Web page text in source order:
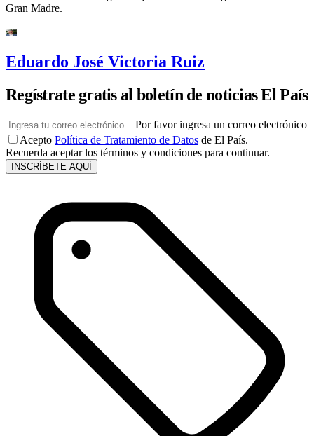
Gran Madre.
Eduardo José Victoria Ruiz
Regístrate gratis al boletín de noticias El País
Por favor ingresa un correo electrónico
Acepto Política de Tratamiento de Datos de El País.
Recuerda aceptar los términos y condiciones para continuar.
INSCRÍBETE AQUÍ